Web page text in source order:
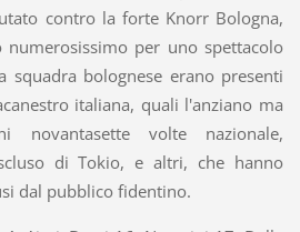
contro la forte Knorr Bologna,
per uno spettacolo
squadra bolognese erano presenti
italiana, quali l'anziano ma
novantasette volte nazionale,
di Tokio, e altri, che hanno
dal pubblico fidentino.